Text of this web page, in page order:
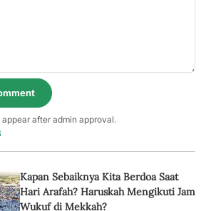
after admin approval.
Kapan Sebaiknya Kita Berdoa Saat
Hari Arafah? Haruskah Mengikuti Jam
Wukuf di Mekkah?